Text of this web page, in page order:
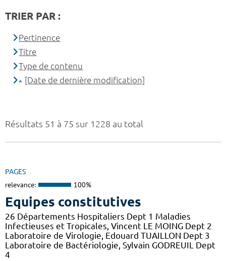
Résultats 51 à 75 sur 1228 au total
PAGES
relevance: 100%
Equipes constitutives
26 Départements Hospitaliers Dept 1 Maladies
Infectieuses et Tropicales, Vincent LE MOING Dept 2
Laboratoire de Virologie, Edouard TUAILLON Dept 3
Laboratoire de Bactériologie, Sylvain GODREUIL Dept
4
TRIER PAR :
Pertinence
Titre
Type de contenu
[Date de dernière modification]